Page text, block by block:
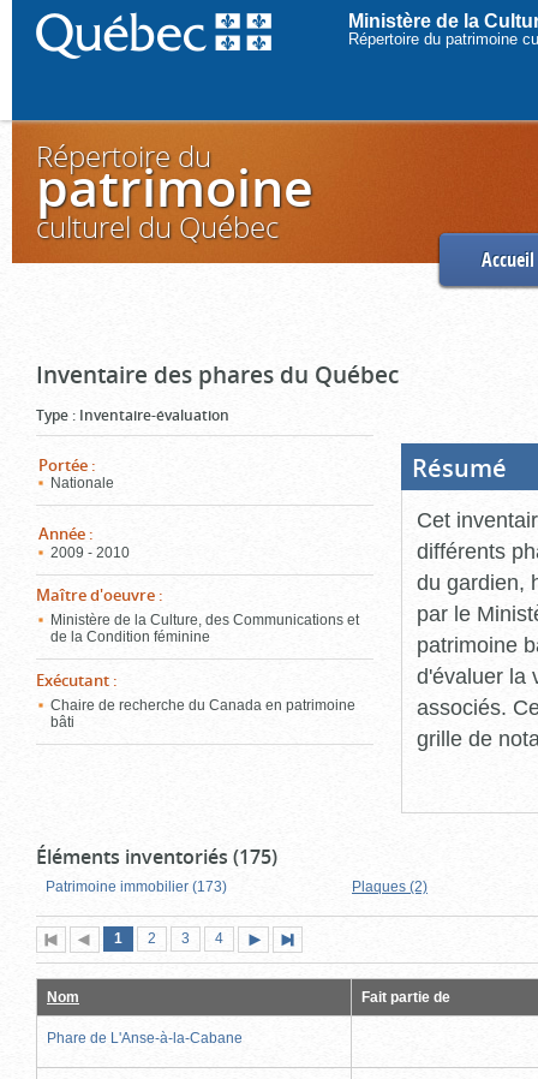
Ministère de la
Répertoire du patrimoine
Répertoire du
patrimoine
culturel du Québec
Accueil
Inventaire des phares du Québec
Type : Inventaire-évaluation
Portée :
Nationale
Année :
2009 - 2010
Maître d'oeuvre :
Ministère de la Culture, des Communications et
de la Condition féminine
Exécutant :
Chaire de recherche du Canada en patrimoine
bâti
Résumé
Cet
différents
du gardien,
par le
patrimoine
d'évaluer la
associés.
grille de
Éléments inventoriés (175)
Patrimoine immobilier (173) Plaques (2)
Première
page
Page
précédente
Page
1 (page
actuelle)
Page
2 Page
3 Page
4
suivante
page
Nom Fait partie de
Phare de L'Anse-à-la-Cabane